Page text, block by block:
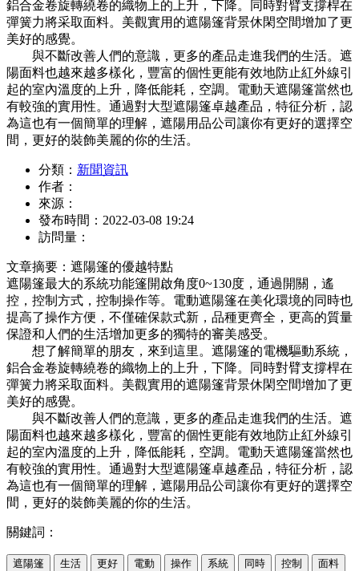
鋁合金卷旋轉繞卷的織物上的上升，下降。同時對臂支撐桿在
彈簧力將采取面料。美觀實用的遮陽篷背景休閑空間增加了更
美好的感覺。
與不斷改善人們的意識，更多的產品走進我們的生活。遮
陽面料也越來越多樣化，豐富的個性更能有效地防止紅外線引
起的室內溫度的上升，降低能耗，空調。電動天遮陽篷當然也
有較強的實用性。通過對大型遮陽篷卓越產品，特征分析，認
為這也有一個簡單的理解，遮陽用品公司讓你有更好的選擇空
間，更好的裝飾美麗的你的生活。
分類： 新聞資訊
作者：
來源：
發布時間： 2022-03-08 19:24
訪問量：
文章摘要：遮陽篷的優越特點
遮陽篷最大的系統功能篷開啟角度0~130度，通過開關，遙
控，控制方式，控制操作等。電動遮陽篷在美化環境的同時也
提高了操作方便，不僅確保款式新，品種更齊全，更高的質量
保證和人們的生活增加更多的獨特的審美感受。
想了解簡單的朋友，來到這里。遮陽篷的電機驅動系統，
鋁合金卷旋轉繞卷的織物上的上升，下降。同時對臂支撐桿在
彈簧力將采取面料。美觀實用的遮陽篷背景休閑空間增加了更
美好的感覺。
與不斷改善人們的意識，更多的產品走進我們的生活。遮
陽面料也越來越多樣化，豐富的個性更能有效地防止紅外線引
起的室內溫度的上升，降低能耗，空調。電動天遮陽篷當然也
有較強的實用性。通過對大型遮陽篷卓越產品，特征分析，認
為這也有一個簡單的理解，遮陽用品公司讓你有更好的選擇空
間，更好的裝飾美麗的你的生活。
關鍵詞：
遮陽篷 生活 更好 電動 操作 系統 同時 控制 面料